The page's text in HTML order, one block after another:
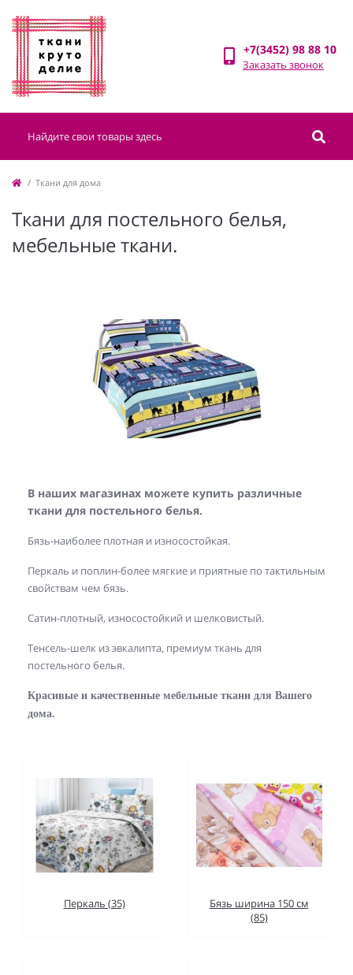
+7(3452) 98 88 10
Заказать звонок
Ткани для дома
Ткани для постельного белья,
мебельные ткани.
В наших магазинах можете купить различные
ткани для постельного белья.
Бязь-наиболее плотная и износостойкая.
Перкаль и поплин-более мягкие и приятные по тактильным
свойствам чем бязь.
Сатин-плотный, износостойкий и шелковистый.
Тенсель-шелк из эвкалипта, премиум ткань для
постельного белья.
Красивые и качественные мебельные ткани для Вашего
дома.
Перкаль (35)
Бязь ширина 150 см
(85)